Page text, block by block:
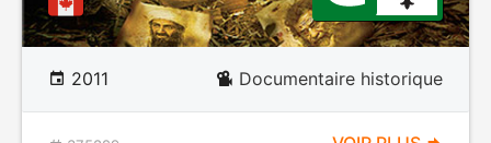
2011 Documentaire historique